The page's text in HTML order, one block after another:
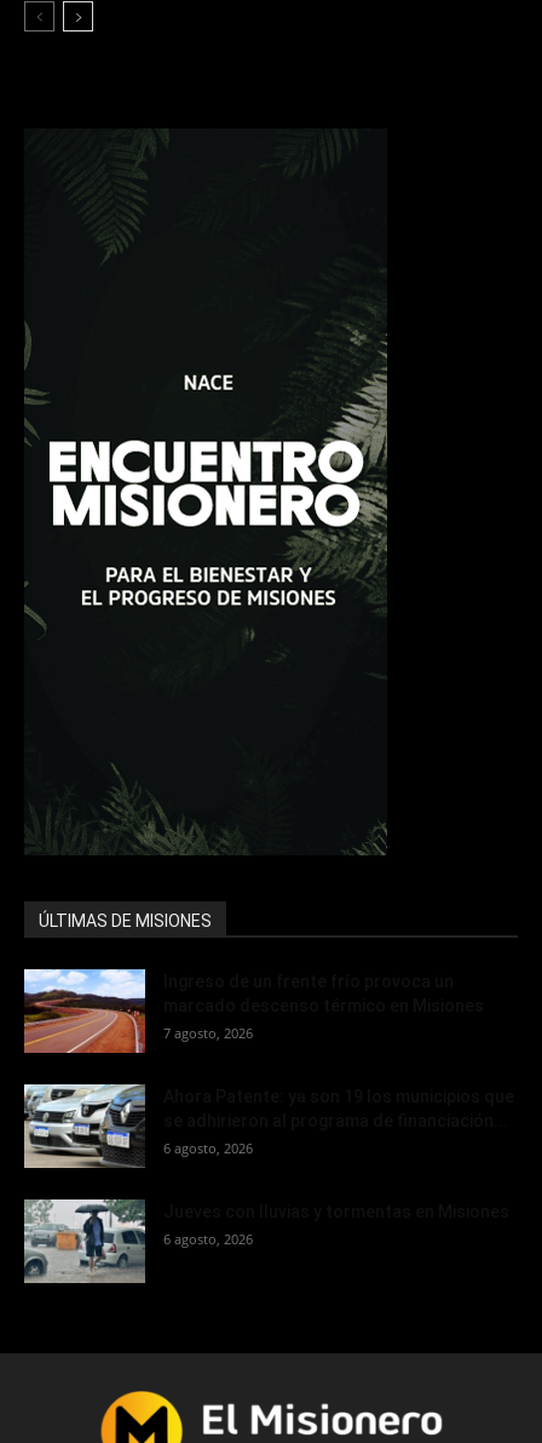
ÚLTIMAS DE MISIONES
7 agosto, 2026
6 agosto, 2026
6 agosto, 2026